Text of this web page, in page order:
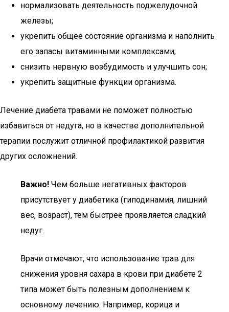
нормализовать деятельность поджелудочной
железы;
укрепить общее состояние организма и наполнить
его запасы витаминными комплексами;
снизить нервную возбудимость и улучшить сон;
укрепить защитные функции организма.
Лечение диабета травами не поможет полностью
избавиться от недуга, но в качестве дополнительной
терапии послужит отличной профилактикой развития
других осложнений.
Важно! Чем больше негативных факторов
присутствует у диабетика (гиподинамия, лишний
вес, возраст), тем быстрее проявляется сладкий
недуг.
Врачи отмечают, что использование трав для
снижения уровня сахара в крови при диабете 2
типа может быть полезным дополнением к
основному лечению. Например, корица и